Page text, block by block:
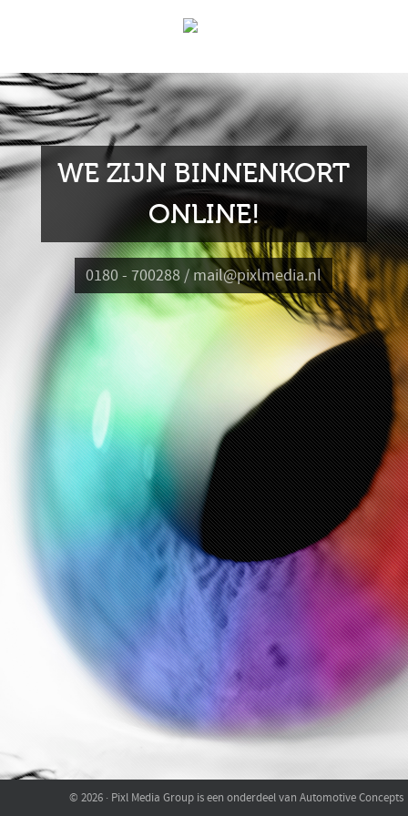
WE ZIJN BINNENKORT
ONLINE!
0180 - 700288 / mail@pixlmedia.nl
© 2026 · Pixl Media Group is een onderdeel van Automotive Concepts